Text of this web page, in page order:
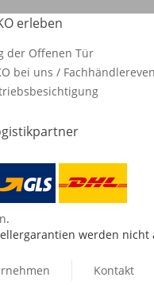
erleben
der Offenen Tür
bei uns /
.
werden nicht
Kontakt